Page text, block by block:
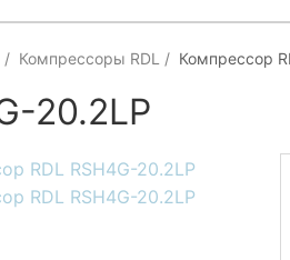
Компрессоры RDL Компрессор
20.2LP